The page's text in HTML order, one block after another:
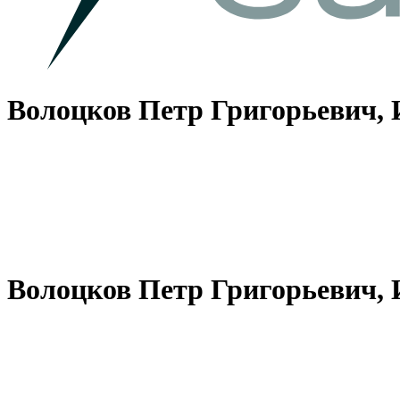
Волоцков Петр
Волоцков Петр